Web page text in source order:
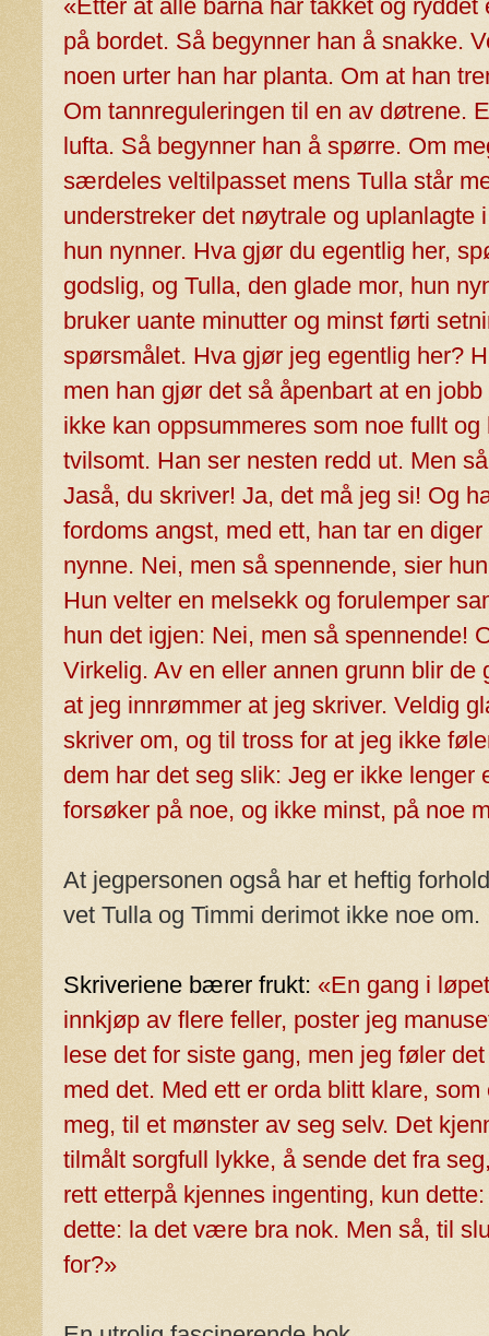
«Etter at alle barna har takket og
på bordet. Så begynner han å snakke.
noen urter han har planta. Om at han
Om tannreguleringen til en av døtrene.
lufta. Så begynner han å spørre. Om
særdeles veltilpasset mens Tulla står
understreker det nøytrale og uplanlagte
hun nynner. Hva gjør du egentlig her,
godslig, og Tulla, den glade mor, hun
bruker uante minutter og minst førti
spørsmålet. Hva gjør jeg egentlig her?
men han gjør det så åpenbart at en
ikke kan oppsummeres som noe fullt
tvilsomt. Han ser nesten redd ut. Men
Jaså, du skriver! Ja, det må jeg si! Og
fordoms angst, med ett, han tar en
nynne. Nei, men så spennende, sier
Hun velter en melsekk og forulemper
hun det igjen: Nei, men så spennende!
Virkelig. Av en eller annen grunn blir de
at jeg innrømmer at jeg skriver. Veldig
skriver om, og til tross for at jeg ikke
dem har det seg slik: Jeg er ikke lenger
forsøker på noe, og ikke minst, på noe
At jegpersonen også har et heftig
vet Tulla og Timmi derimot ikke noe om.
Skriveriene bærer frukt:«En gang i
innkjøp av flere feller, poster jeg
lese det for siste gang, men jeg føler
med det. Med ett er orda blitt klare,
meg, til et mønster av seg selv. Det
tilmålt sorgfull lykke, å sende det fra
rett etterpå kjennes ingenting, kun
dette: la det være bra nok. Men så, til
for?»